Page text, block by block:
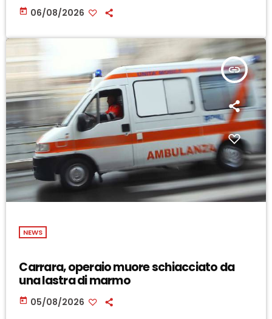
today 06/08/2026
insert_link
NEWS
Carrara, operaio muore schiacciato da
una lastra di marmo
today 05/08/2026